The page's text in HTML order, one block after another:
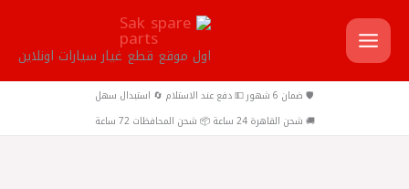
تخطي
إلى
المحتوى
اول موقع قطع غيار سيارات اونلاين
🛡️ ضمان 6 شهور 💵 دفع عند الاستلام 🔄 استبدال سهل
🚚 شحن القاهرة 24 ساعة 📦 شحن المحافظات 72 ساعة